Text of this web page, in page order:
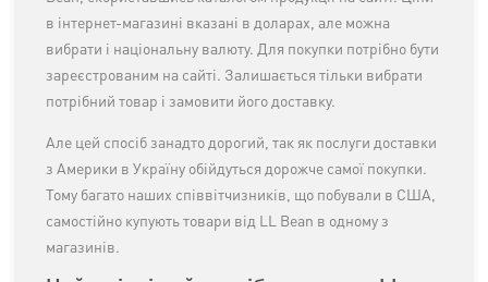
в інтернет-магазині вказані в доларах, але можна
вибрати і національну валюту. Для покупки потрібно бути
зареєстрованим на сайті. Залишається тільки вибрати
потрібний товар і замовити його доставку.
Але цей спосіб занадто дорогий, так як послуги доставки
з Америки в Україну обійдуться дорожче самої покупки.
Тому багато наших співвітчизників, що побували в США,
самостійно купують товари від LL Bean в одному з
магазинів.